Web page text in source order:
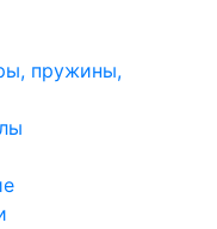
пружины,